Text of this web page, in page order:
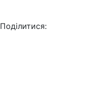
Поділитися: